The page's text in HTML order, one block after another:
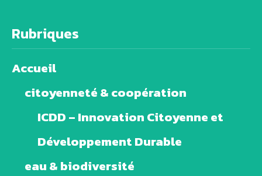
Rubriques
Accueil
citoyenneté & coopération
ICDD – Innovation Citoyenne et
Développement Durable
eau & biodiversité